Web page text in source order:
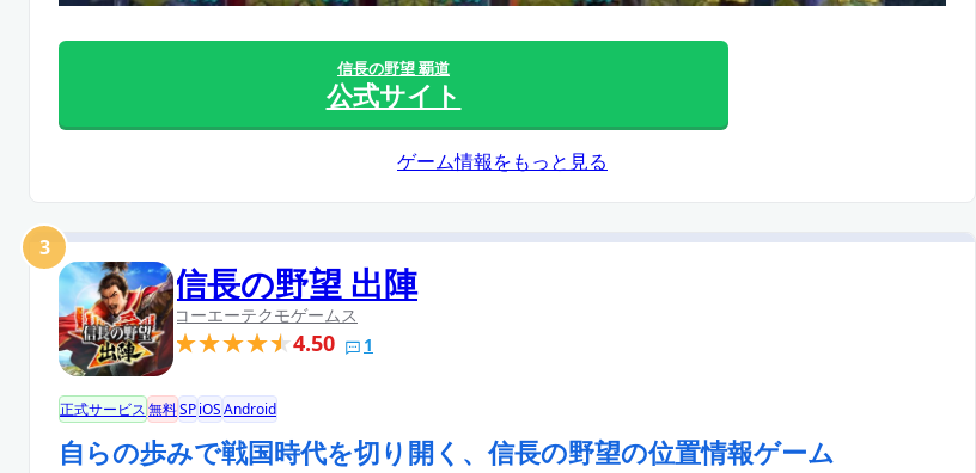
信長の野望 覇道
公式サイト
ゲーム情報をもっと見る
信長の野望 出陣
コーエーテクモゲームス
4.50 1
3
正式サービス無料SPiOSAndroid
自らの歩みで戦国時代を切り開く、信長の野望の位置情報ゲーム